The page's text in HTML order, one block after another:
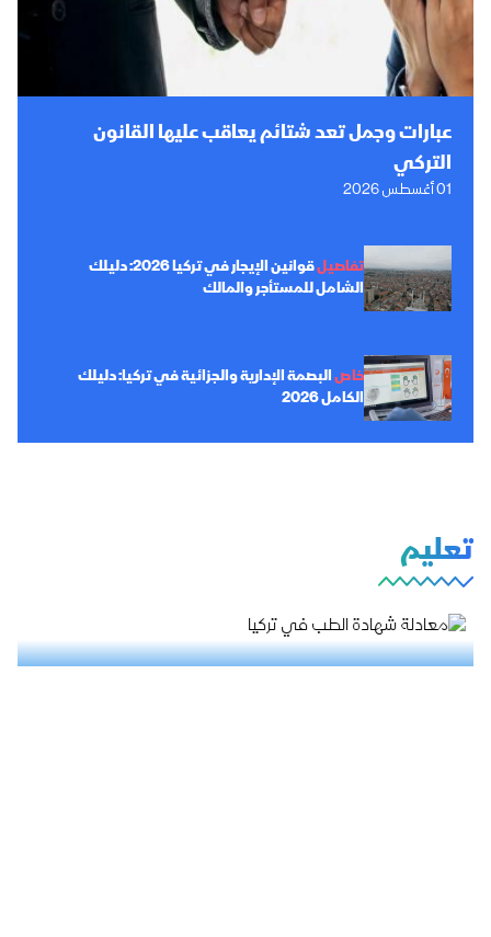
عبارات وجمل تعد شتائم يعاقب عليها القانون
التركي
01 أغسطس 2026
تفاصيل
قوانين الإيجار في تركيا 2026: دليلك
الشامل للمستأجر والمالك
خاصالبصمة الإدارية والجزائية في تركيا: دليلك
الكامل 2026
تعليممعادلة شهادة الطب في تركيا: من التقديم حتى